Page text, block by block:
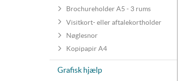
Brochureholder A5 - 3 rums
Visitkort- eller aftalekortholder
Nøglesnor
Kopipapir A4
Grafisk hjælp